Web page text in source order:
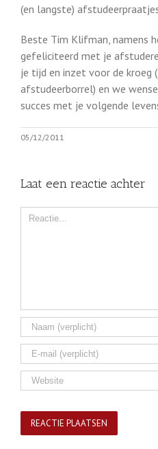
(en langste)
Beste Tim Klifman, namens
gefeliciteerd met je
je tijd en inzet voor de kroeg
afstudeerborrel) en we
succes met je volgende
05/12/2011
Laat een reactie achter
Comment